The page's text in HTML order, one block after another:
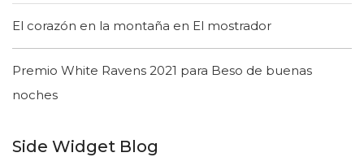
El corazón en la montaña en El mostrador
Premio White Ravens 2021 para Beso de buenas
noches
Side Widget Blog